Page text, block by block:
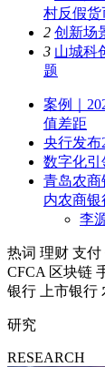
村反假货
2 创新场
3 山城科
题
案例｜
值差距
央行发布
数字化引
青岛农商
内农商银
李
热词 理财 支付
CFCA 区块链
银行
上市银行
研究
RESEARCH